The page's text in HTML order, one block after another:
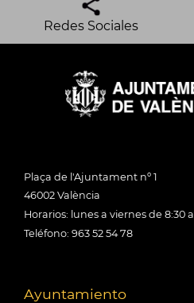
Redes Sociales
Plaça de l'Ajuntament nº 1
46002 València
Horarios: lunes a viernes de 8:30
Teléfono: 963 52 54 78
Ayuntamiento